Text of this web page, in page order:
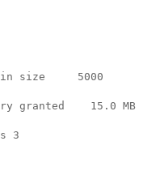
size 5000
granted 15.0 MB
3